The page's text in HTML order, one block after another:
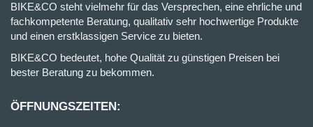
BIKE&CO steht vielmehr für das Versprechen, eine ehrliche und
fachkompetente Beratung, qualitativ sehr hochwertige Produkte
und einen erstklassigen Service zu bieten.
BIKE&CO bedeutet, hohe Qualität zu günstigen Preisen bei
bester Beratung zu bekommen.
ÖFFNUNGSZEITEN: